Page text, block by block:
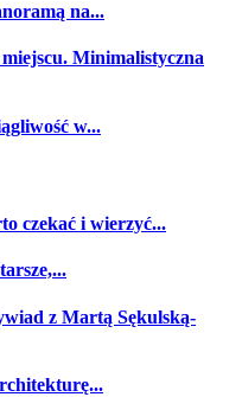
na...
Minimalistyczna
w...
czekać i wierzyć...
z Martą Sękulską-